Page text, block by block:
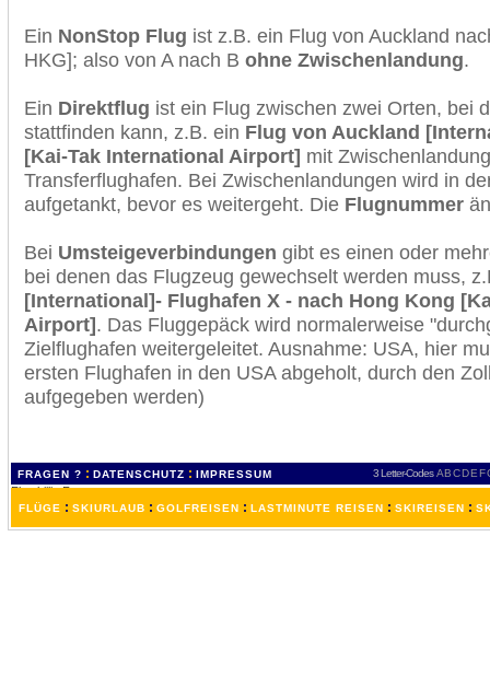
Ein NonStop Flug ist z.B. ein Flug von Auckland
HKG]; also von A nach B ohne Zwischenlandung.
Ein Direktflug ist ein Flug zwischen zwei Orten, bei
stattfinden kann, z.B. ein Flug von Auckland
[Kai-Tak International Airport] mit
Transferflughafen. Bei Zwischenlandungen wird in
aufgetankt, bevor es weitergeht. Die Flugnummer
Bei Umsteigeverbindungen gibt es einen oder
bei denen das Flugzeug gewechselt werden muss,
[International]- Flughafen X - nach Hong Kong
Airport]. Das Fluggepäck wird normalerweise
Zielflughafen weitergeleitet. Ausnahme: USA, hier
ersten Flughafen in den USA abgeholt, durch den
aufgegeben werden)
FRAGEN ? : DATENSCHUTZ : IMPRESSUM 3 Letter-Codes ABCDEF
FLÜGE : SKIURLAUB : GOLFREISEN : LASTMINUTE REISEN : SKIREISEN :